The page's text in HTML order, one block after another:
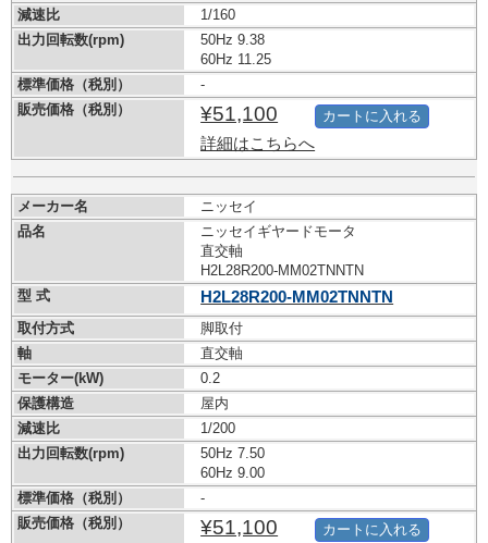
減速比
1/160
出力回転数(rpm)
50Hz 9.38
60Hz 11.25
標準価格（税別）
-
販売価格（税別）
¥51,100
詳細はこちらへ
カートに入れる
メーカー名
ニッセイ
品名
ニッセイギヤードモータ
直交軸
H2L28R200-MM02TNNTN
型 式
H2L28R200-MM02TNNTN
取付方式
脚取付
軸
直交軸
モーター(kW)
0.2
保護構造
屋内
減速比
1/200
出力回転数(rpm)
50Hz 7.50
60Hz 9.00
標準価格（税別）
-
販売価格（税別）
¥51,100 カートに入れる